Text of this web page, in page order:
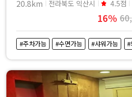
20.8km 전라북도 익산시 4.5점
16%
#주차가능 #수면가능 #샤워가능 #